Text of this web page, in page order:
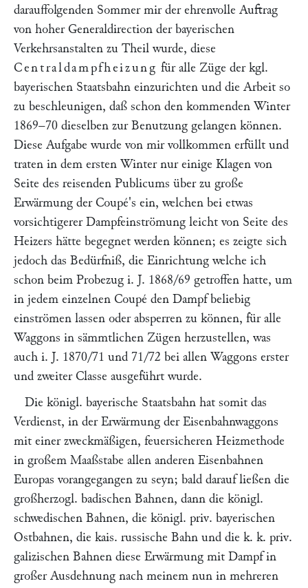
darauffolgenden Sommer mir der ehrenvolle Auftrag
von hoher Generaldirection der bayerischen
Verkehrsanstalten zu Theil wurde, diese
Centraldampfheizung für alle Züge der kgl.
bayerischen Staatsbahn einzurichten und die Arbeit so
zu beschleunigen, daß schon den kommenden Winter
1869–70 dieselben zur Benutzung gelangen können.
Diese Aufgabe wurde von mir vollkommen erfüllt und
traten in dem ersten Winter nur einige Klagen von
Seite des reisenden Publicums über zu große
Erwärmung der Coupé's ein, welchen bei etwas
vorsichtigerer Dampfeinströmung leicht von Seite des
Heizers hätte begegnet werden können; es zeigte sich
jedoch das Bedürfniß, die Einrichtung welche ich
schon beim Probezug i. J. 1868/69 getroffen hatte, um
in jedem einzelnen Coupé den Dampf beliebig
einströmen lassen oder absperren zu können, für alle
Waggons in sämmtlichen Zügen herzustellen, was
auch i. J. 1870/71 und 71/72 bei allen Waggons erster
und zweiter Classe ausgeführt wurde.
Die königl. bayerische Staatsbahn hat somit das
Verdienst, in der Erwärmung der Eisenbahnwaggons
mit einer zweckmäßigen, feuersicheren Heizmethode
in großem Maaßstabe allen anderen Eisenbahnen
Europas vorangegangen zu seyn; bald darauf ließen die
großherzogl. badischen Bahnen, dann die königl.
schwedischen Bahnen, die königl. priv. bayerischen
Ostbahnen, die kais. russische Bahn und die k. k. priv.
galizischen Bahnen diese Erwärmung mit Dampf in
großer Ausdehnung nach meinem nun in mehreren